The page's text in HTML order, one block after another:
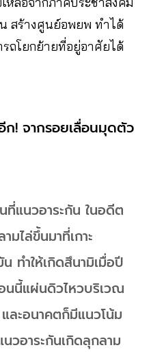
สร้างศูนย์อพยพ ทำได้
ถโยกย้ายที่อยู่อาศัยได้
! จากรอยเลื่อนมุดตัว
แนวอาระกัน ในอดีต
ไล่ขึ้นมาที่เกาะ
ทำให้เกิดสึนามิเมื่อปี
นนี้แผ่นดิวไหวบริเวณ
ละอนาคตก็มีแนวโน้ม
วอาระกันเกิดลุกลาม